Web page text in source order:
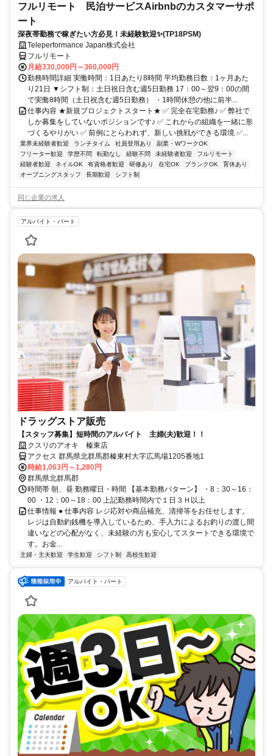
フルリモート 民泊サービスAirbnbのカスタマーサポ
ート
深夜帯勤務で稼ぎたい方必見！未経験歓迎✨(TP18PSM)
Teleperformance Japan株式会社
フルリモート
月給330,000円～360,000円
勤務時間詳細 実働時間：1日あたり8時間 平均勤務日数：1ヶ月あた
り21日 ▼シフト制：土日祝日含む週5日勤務 17：00～翌9：00の間
で実働8時間（土日祝含む週5日勤務） ・1時間休憩の他に前半...
仕事内容 ★新規プロジェクトスタート★ ✅ 完全在宅勤務♪ ✅ 弊社で
しか募集をしていないポジションです♪ ✅ これからの組織を一緒に形
づくるやりがい ✅ 前例にとらわれず、新しい挑戦ができる環境 ✅...
業界未経験者歓迎 ランチタイム 社員登用あり
副業・WワークOK
フリーター歓迎
学歴不問 転勤なし 経験不問 未経験者歓迎
フルリモート
経験者歓迎
ネイルOK 有資格者歓迎 研修あり 在宅OK ブランクOK
育休あり
オープニングスタッフ
長期歓迎 シフト制
同じ企業の求人
アルバイト・パート
ドラッグストア販売
【スタッフ募集】短時間のアルバイト 主婦(夫)歓迎！！
クスリのアオキ 榛東店
アクセス 群馬県北群馬郡榛東村大字広馬場1205番地1
時給1,063円～1,280円
群馬県北群馬郡
時間帯 朝、昼 勤務曜日・時間 【基本勤務パターン】 ・8：30～16：
00 ・12：00～18：00 上記勤務時間内で１日３Ｈ以上
仕事情報 ● 仕事内容 レジ応対や商品補充、清掃等をお任せします。
レジは自動釣銭機を導入しているため、手入力によるお釣りの渡し間
違いなどの心配がなく、未経験の方も安心してスタートできる環境で
す。お金...
主婦・主夫歓迎 学生歓迎 シフト制 高校生歓迎
アルバイト・パート